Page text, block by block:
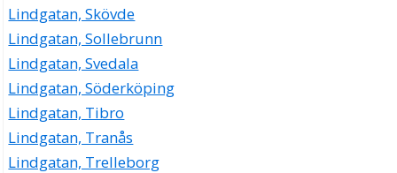
Lindgatan, Skövde
Lindgatan, Sollebrunn
Lindgatan, Svedala
Lindgatan, Söderköping
Lindgatan, Tibro
Lindgatan, Tranås
Lindgatan, Trelleborg